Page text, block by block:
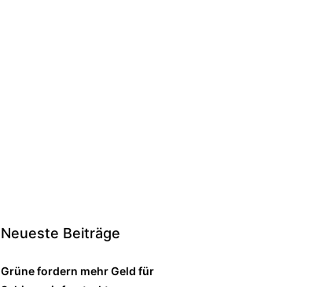
Neueste Beiträge
Grüne fordern mehr Geld für